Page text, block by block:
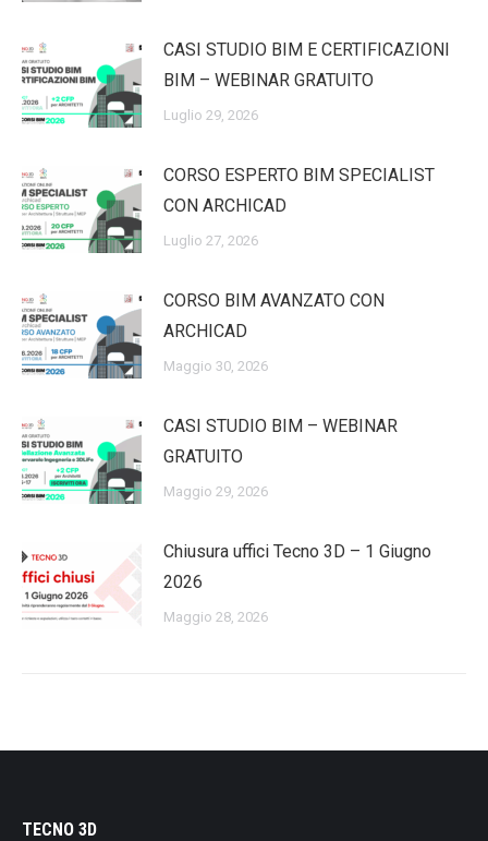
CASI STUDIO BIM E CERTIFICAZIONI
BIM – WEBINAR GRATUITO
Luglio 29, 2026
CORSO ESPERTO BIM SPECIALIST
CON ARCHICAD
Luglio 27, 2026
CORSO BIM AVANZATO CON
ARCHICAD
Maggio 30, 2026
CASI STUDIO BIM – WEBINAR
GRATUITO
Maggio 29, 2026
Chiusura uffici Tecno 3D – 1 Giugno
2026
Maggio 28, 2026
TECNO 3D